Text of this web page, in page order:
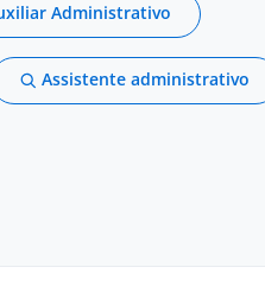
Administrativo
Assistente administrativo